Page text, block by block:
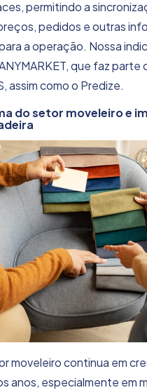
permitindo a
pedidos e outras
a operação. Nossa
, que faz parte
assim como o Predize.
do setor moveleiro e
moveleiro continua em
anos, especialmente em